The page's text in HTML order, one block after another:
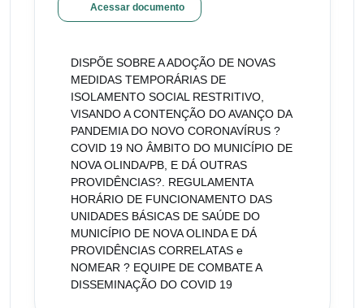
Acessar documento
DISPÕE SOBRE A ADOÇÃO DE NOVAS
MEDIDAS TEMPORÁRIAS DE
ISOLAMENTO SOCIAL RESTRITIVO,
VISANDO A CONTENÇÃO DO AVANÇO DA
PANDEMIA DO NOVO CORONAVÍRUS ?
COVID 19 NO ÂMBITO DO MUNICÍPIO DE
NOVA OLINDA/PB, E DÁ OUTRAS
PROVIDÊNCIAS?. REGULAMENTA
HORÁRIO DE FUNCIONAMENTO DAS
UNIDADES BÁSICAS DE SAÚDE DO
MUNICÍPIO DE NOVA OLINDA E DÁ
PROVIDÊNCIAS CORRELATAS e
NOMEAR ? EQUIPE DE COMBATE A
DISSEMINAÇÃO DO COVID 19